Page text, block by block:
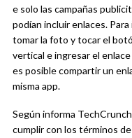
e solo las campañas
podían incluir enlaces.
tomar la foto y tocar el
vertical e ingresar el
es posible compartir un
misma app.
Según informa
cumplir con los términos